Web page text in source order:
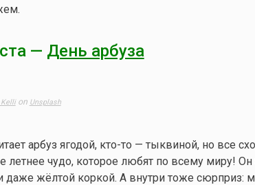
— День арбуза
on Unsplash
арбуз ягодой, кто-то — тыквиной, но все
летнее чудо, которое любят по всему миру!
даже жёлтой коркой. А внутри тоже сюрприз: